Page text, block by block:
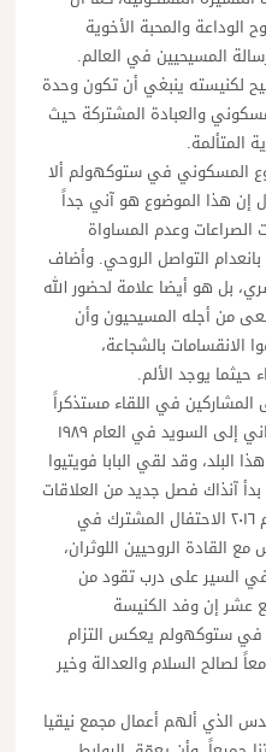
الوداعة والمحبة الأخوية
المسيحيين في العالم.
لكنيسته ينبغي أن تكون وحدة
والعبادة المشتركة حيث
المتألمة.
المسكوني في ستوكهولم ألا
إن هذا الموضوع هو آني جداً
الصراعات وعدم المساواة
التواصل الروحي. وأضاف
بل هو أيضا علامة لحضور الله
من أجله المسيحيون وأن
الانقسامات بالشجاعة،
حيثما يوجد الألم.
المشاركين في اللقاء مستذكراً
الزيارة التي قام بها يوحنا بولس الثاني إلى السويد في العام ١٩٨٩
البلد، وقد لقي البابا فويتيوا
بدأ آنذاك فصل جديد من العلاقات
الكاثوليكية اللوثرية. وقد شهد العام ٢٠١٦ الاحتفال المشترك في
القادة الروحيين اللوثران،
في السير على درب تقود من
عشر إن وفد الكنيسة
في ستوكهولم يعكس التزام
لصالح السلام والعدالة وخير
الذي ألهم أعمال مجمع نيقيا